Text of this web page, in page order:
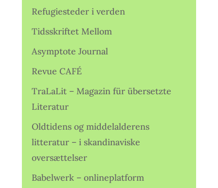
Refugiesteder i verden
Tidsskriftet Mellom
Asymptote Journal
Revue CAFÉ
TraLaLit – Magazin für übersetzte
Literatur
Oldtidens og middelalderens
litteratur – i skandinaviske
oversættelser
Babelwerk – onlineplatform